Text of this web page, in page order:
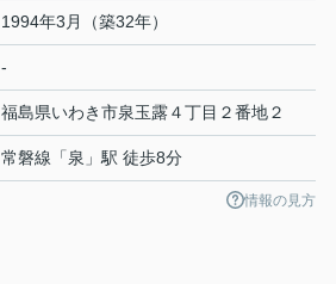
1994年3月（築32年）
-
福島県いわき市泉玉露４丁目２番地２
常磐線 「泉 」駅 徒歩8分
情報の見方